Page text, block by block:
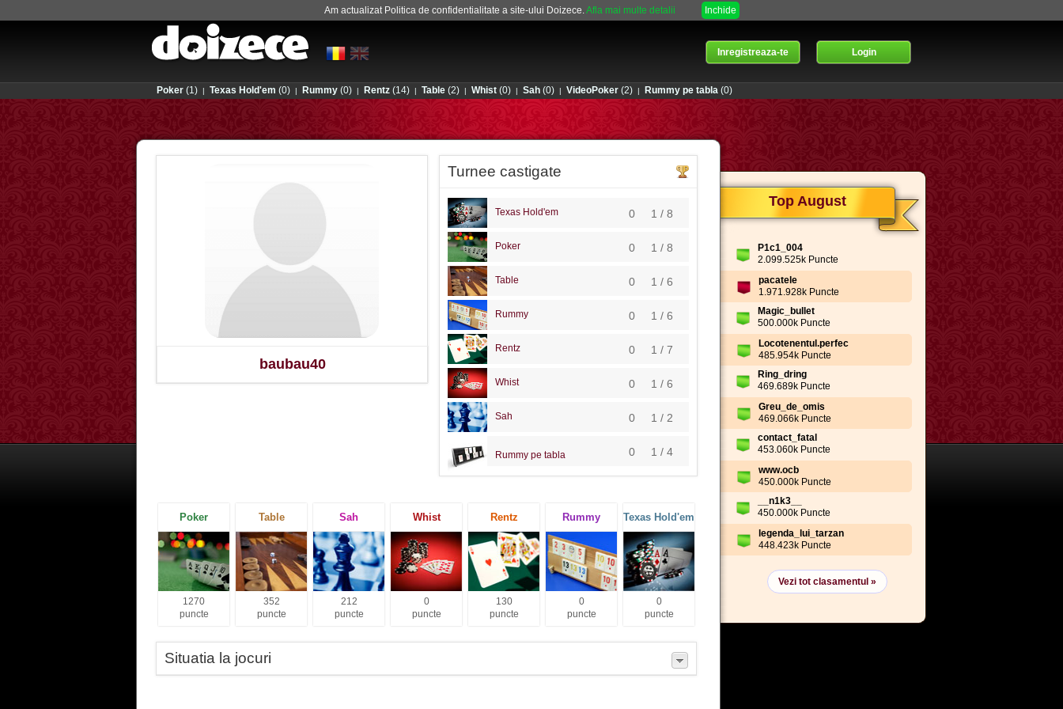
Am actualizat Politica de confidentialitate a site-ului Doizece.Afla mai multe detalii Inchide
Login
Inregistreaza-te
Poker (1) | Texas Hold'em (0) | Rummy (0) | Rentz (14) | Table (2) | Whist (0) | Sah (0) | VideoPoker (2) | Rummy pe tabla (0)
Top August
P1c1_004
2.099.525k Puncte
pacatele
1.971.928k Puncte
Magic_bullet
500.000k Puncte
Locotenentul.perfec
485.954k Puncte
Ring_dring
469.689k Puncte
Greu_de_omis
469.066k Puncte
contact_fatal
453.060k Puncte
www.ocb
450.000k Puncte
__n1k3__
450.000k Puncte
legenda_lui_tarzan
448.423k Puncte
Vezi tot clasamentul »
baubau40
Turnee castigate
Texas Hold'em 1 / 8
0
Poker 1 / 8
0
Table 1 / 6
0
Rummy 1 / 6
0
Rentz 1 / 7
0
Whist 1 / 6
0
Sah 1 / 2
0
Rummy pe tabla 1 / 4
0
Poker
1270
puncte
Table
352
puncte
Sah
212
puncte
Whist
0
puncte
Rentz
130
puncte
Rummy
0
puncte
Texas Hold'em
0
puncte
Situatia la jocuri